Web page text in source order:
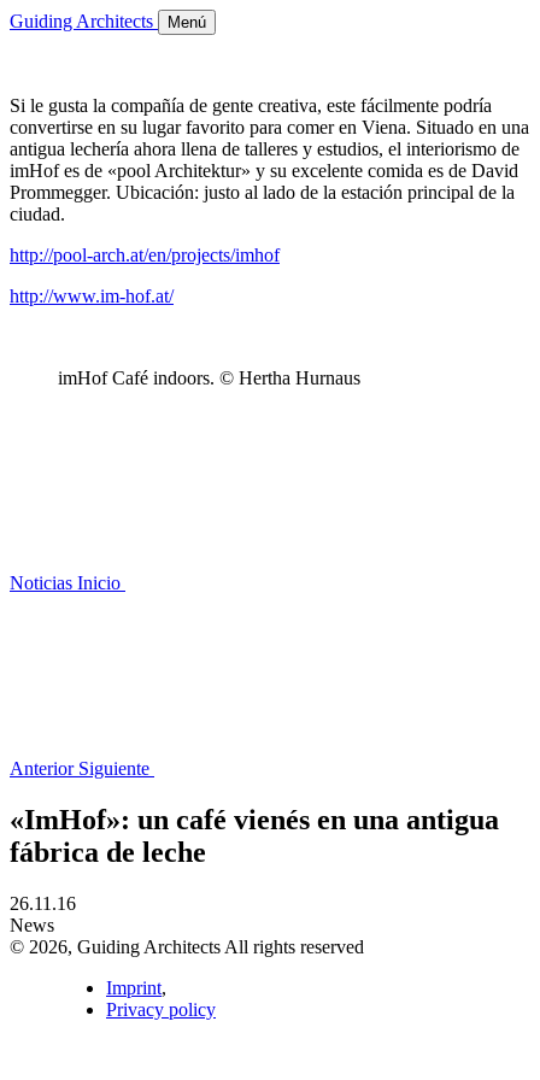
Guiding Architects Menú
Si le gusta la compañía de gente creativa, este fácilmente podría
convertirse en su lugar favorito para comer en Viena. Situado en una
antigua lechería ahora llena de talleres y estudios, el interiorismo de
imHof es de «pool Architektur» y su excelente comida es de David
Prommegger. Ubicación: justo al lado de la estación principal de la
ciudad.
http://pool-arch.at/en/projects/imhof
http://www.im-hof.at/
imHof Café indoors. © Hertha Hurnaus
Noticias Inicio
Anterior Siguiente
«ImHof»: un café vienés en una antigua
fábrica de leche
26.11.16
News
© 2026, Guiding Architects All rights reserved
Imprint,
Privacy policy